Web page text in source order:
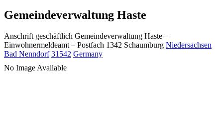
Gemeindeverwaltung Haste
Anschrift geschäftlich Gemeindeverwaltung Haste –
Einwohnermeldeamt – Postfach 1342 Schaumburg Niedersachsen
Bad Nenndorf 31542 Germany
No Image Available